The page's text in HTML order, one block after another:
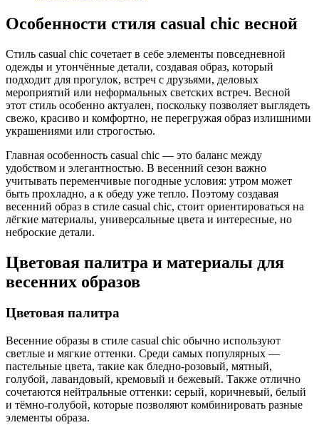
Особенности стиля casual chic весной
Стиль casual chic сочетает в себе элементы повседневной
одежды и утончённые детали, создавая образ, который
подходит для прогулок, встреч с друзьями, деловых
мероприятий или неформальных светских встреч. Весной
этот стиль особенно актуален, поскольку позволяет выглядеть
свежо, красиво и комфортно, не перегружая образ излишними
украшениями или строгостью.
Главная особенность casual chic — это баланс между
удобством и элегантностью. В весенний сезон важно
учитывать переменчивые погодные условия: утром может
быть прохладно, а к обеду уже тепло. Поэтому создавая
весенний образ в стиле casual chic, стоит ориентироваться на
лёгкие материалы, универсальные цвета и интересные, но
неброские детали.
Цветовая палитра и материалы для
весенних образов
Цветовая палитра
Весенние образы в стиле casual chic обычно используют
светлые и мягкие оттенки. Среди самых популярных —
пастельные цвета, такие как бледно-розовый, мятный,
голубой, лавандовый, кремовый и бежевый. Также отлично
сочетаются нейтральные оттенки: серый, коричневый, белый
и тёмно-голубой, которые позволяют комбинировать разные
элементы образа.